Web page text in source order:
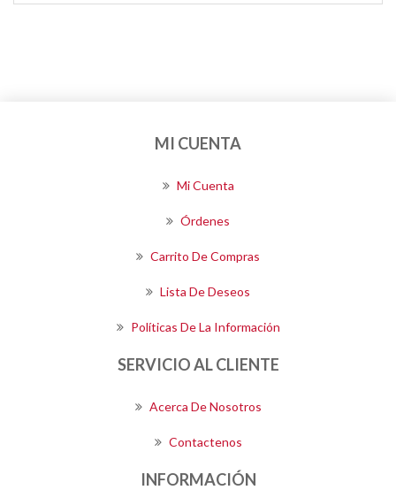
MI CUENTA
Mi Cuenta
Órdenes
Carrito De Compras
Lista De Deseos
Políticas De La Información
SERVICIO AL CLIENTE
Acerca De Nosotros
Contactenos
INFORMACIÓN